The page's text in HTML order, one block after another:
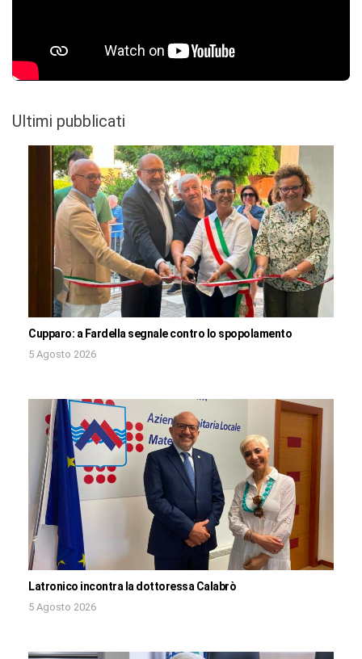
Ultimi pubblicati
Cupparo: a Fardella segnale contro lo spopolamento
5 Agosto 2026
Latronico incontra la dottoressa Calabrò
5 Agosto 2026